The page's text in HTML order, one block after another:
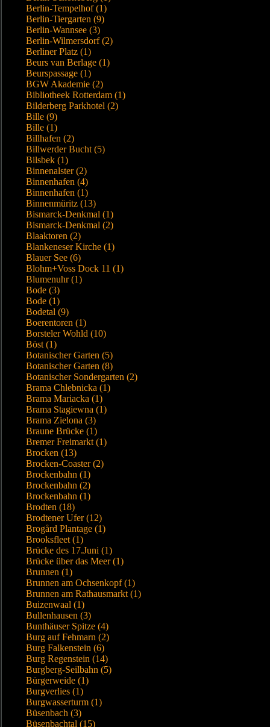
Berlin-Tempelhof (1)
Berlin-Tiergarten (9)
Berlin-Wannsee (3)
Berlin-Wilmersdorf (2)
Berliner Platz (1)
Beurs van Berlage (1)
Beurspassage (1)
BGW Akademie (2)
Bibliotheek Rotterdam (1)
Bilderberg Parkhotel (2)
Bille (9)
Bille (1)
Billhafen (2)
Billwerder Bucht (5)
Bilsbek (1)
Binnenalster (2)
Binnenhafen (4)
Binnenhafen (1)
Binnenmüritz (13)
Bismarck-Denkmal (1)
Bismarck-Denkmal (2)
Blaaktoren (2)
Blankeneser Kirche (1)
Blauer See (6)
Blohm+Voss Dock 11 (1)
Blumenuhr (1)
Bode (3)
Bode (1)
Bodetal (9)
Boerentoren (1)
Borsteler Wohld (10)
Böst (1)
Botanischer Garten (5)
Botanischer Garten (8)
Botanischer Sondergarten (2)
Brama Chlebnicka (1)
Brama Mariacka (1)
Brama Stagiewna (1)
Brama Zielona (3)
Braune Brücke (1)
Bremer Freimarkt (1)
Brocken (13)
Brocken-Coaster (2)
Brockenbahn (1)
Brockenbahn (2)
Brockenbahn (1)
Brodten (18)
Brodtener Ufer (12)
Brogård Plantage (1)
Brooksfleet (1)
Brücke des 17.Juni (1)
Brücke über das Meer (1)
Brunnen (1)
Brunnen am Ochsenkopf (1)
Brunnen am Rathausmarkt (1)
Buizenwaal (1)
Bullenhausen (3)
Bunthäuser Spitze (4)
Burg auf Fehmarn (2)
Burg Falkenstein (6)
Burg Regenstein (14)
Burgberg-Seilbahn (5)
Bürgerweide (1)
Burgverlies (1)
Burgwasserturm (1)
Büsenbach (3)
Büsenbachtal (15)